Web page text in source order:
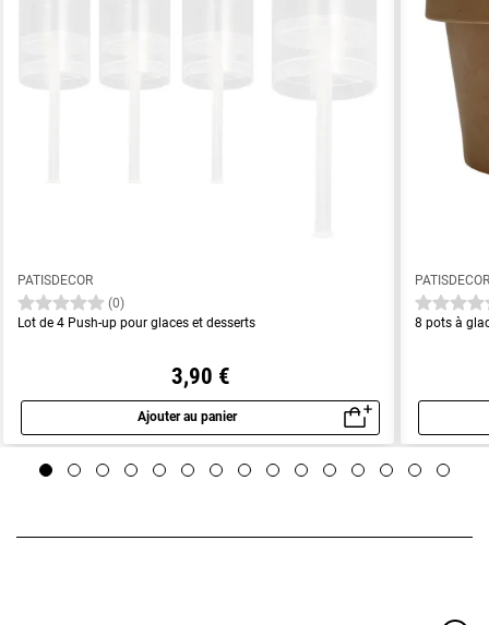
PATISDECOR
(0)
Lot de 4 Push-up pour glaces et desserts
3,90 €
Ajouter au panier
Aperçu rapide
8 pots à